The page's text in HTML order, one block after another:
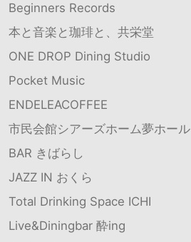
Beginners Records
本と音楽と珈琲と、共栄堂
ONE DROP Dining Studio
Pocket Music
ENDELEACOFFEE
市民会館シアーズホーム夢ホール
BAR きばらし
JAZZ IN おくら
Total Drinking Space ICHI
Live&Diningbar 酔ing